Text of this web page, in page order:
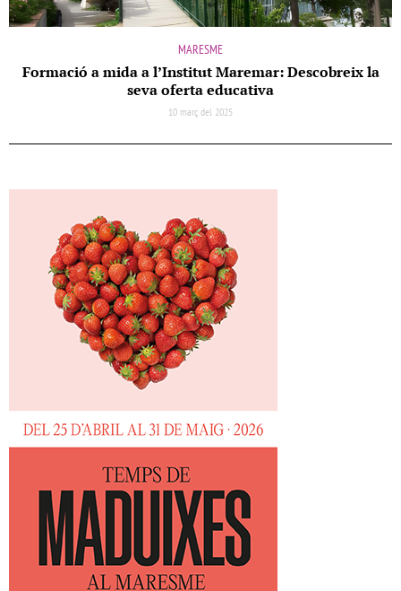
MARESME
Formació a mida a l’Institut Maremar: Descobreix la
seva oferta educativa
10 març del 2025